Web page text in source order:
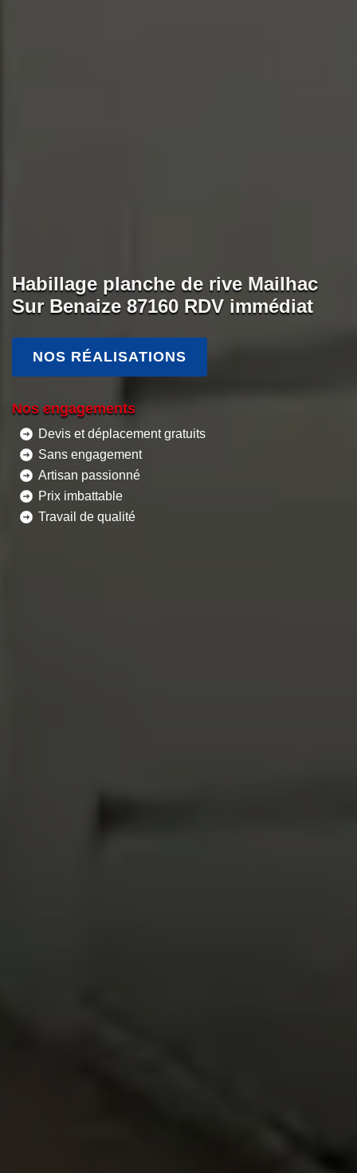
Habillage planche de rive Mailhac
Sur Benaize 87160 RDV immédiat
NOS RÉALISATIONS
Nos engagements
Devis et déplacement gratuits
Sans engagement
Artisan passionné
Prix imbattable
Travail de qualité